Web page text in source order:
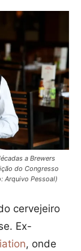
a Brewers
do Congresso
Arquivo Pessoal)
cervejeiro
Ex-
, onde